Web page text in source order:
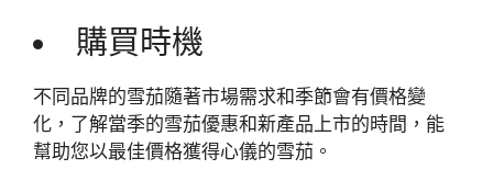
購買時機
不同品牌的雪茄隨著市場需求和季節會有價格變
化，了解當季的雪茄優惠和新產品上市的時間，能
幫助您以最佳價格獲得心儀的雪茄。